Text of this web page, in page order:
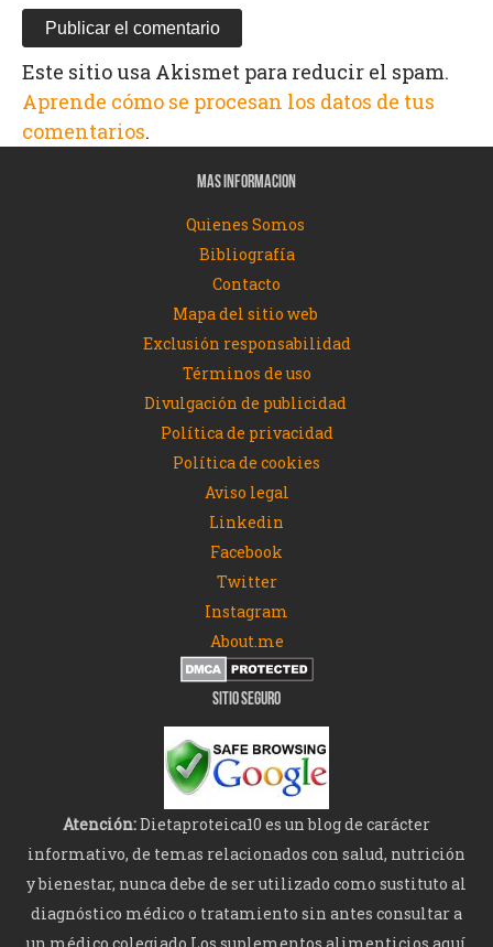
Este sitio usa Akismet para reducir el spam.
Aprende cómo se procesan los datos de tus
comentarios.
MAS INFORMACION
Quienes Somos
Bibliografía
Contacto
Mapa del sitio web
Exclusión responsabilidad
Términos de uso
Divulgación de publicidad
Política de privacidad
Política de cookies
Aviso legal
Linkedin
Facebook
Twitter
Instagram
About.me
SITIO SEGURO
Atención:Dietaproteica10 es un blog de carácter
informativo, de temas relacionados con salud, nutrición
y bienestar, nunca debe de ser utilizado como sustituto al
diagnóstico médico o tratamiento sin antes consultar a
un médico colegiado.Los suplementos alimenticios aquí